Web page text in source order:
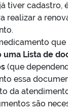
tiver cadastro,
realizar a
uma Lista de
(que
essa
da
são